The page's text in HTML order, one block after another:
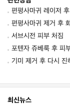
편평사마귀 레이저
편평사마귀 제거 후
서브시전 피부 처짐
포텐자 쥬베룩 후 피
기미 제거 후 다시 진
최신뉴스